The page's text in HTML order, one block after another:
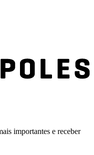
importantes e receber